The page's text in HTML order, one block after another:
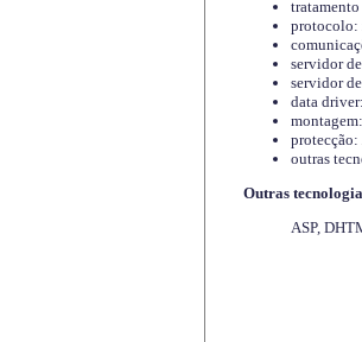
protocolo:
servidor
servidor
data
protecção:
outras
Outras
ASP,